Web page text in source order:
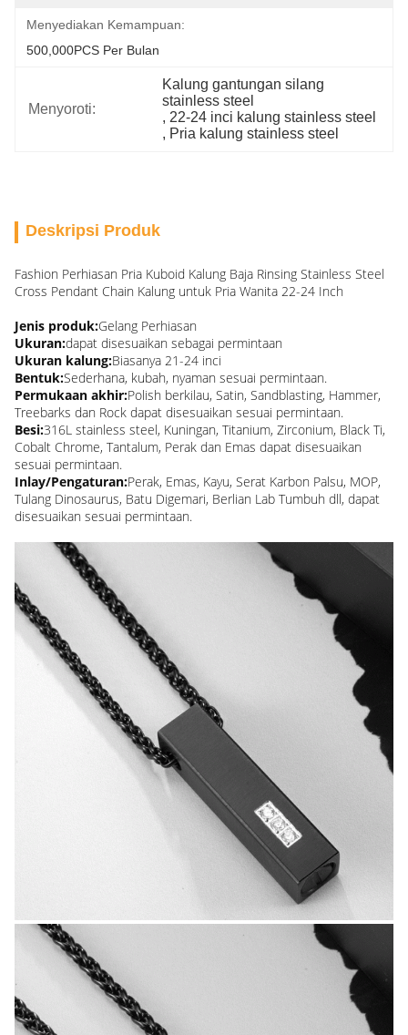
Menyediakan Kemampuan:
500,000PCS Per Bulan
Menyoroti:
Kalung gantungan silang
stainless steel
, 22-24 inci kalung stainless steel
, Pria kalung stainless steel
Deskripsi Produk
Fashion Perhiasan Pria Kuboid Kalung Baja Rinsing Stainless Steel
Cross Pendant Chain Kalung untuk Pria Wanita 22-24 Inch
Jenis produk:Gelang Perhiasan
Ukuran:dapat disesuaikan sebagai permintaan
Ukuran kalung:Biasanya 21-24 inci
Bentuk:Sederhana, kubah, nyaman sesuai permintaan.
Permukaan akhir:Polish berkilau, Satin, Sandblasting, Hammer,
Treebarks dan Rock dapat disesuaikan sesuai permintaan.
Besi:316L stainless steel, Kuningan, Titanium, Zirconium, Black Ti,
Cobalt Chrome, Tantalum, Perak dan Emas dapat disesuaikan
sesuai permintaan.
Inlay/Pengaturan:Perak, Emas, Kayu, Serat Karbon Palsu, MOP,
Tulang Dinosaurus, Batu Digemari, Berlian Lab Tumbuh dll, dapat
disesuaikan sesuai permintaan.